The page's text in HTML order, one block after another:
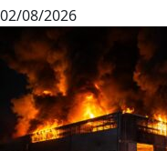
02/08/2026